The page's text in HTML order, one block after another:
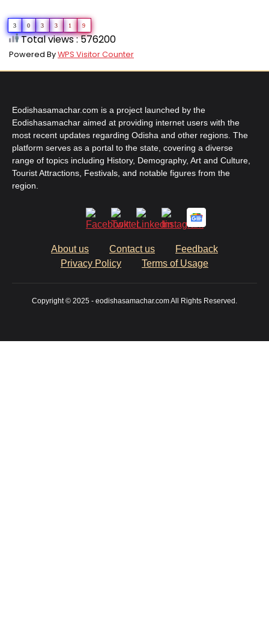
3 0 3 3 1 9
Total views : 576200
Powered ByWPS Visitor Counter
Eodishasamachar.com is a project launched by the
Eodishasamachar aimed at providing internet users with the
most recent updates regarding Odisha and other regions. The
platform serves as a portal to the state, covering a diverse
range of topics including History, Demography, Art and Culture,
Tourist Attractions, Festivals, and notable figures from the
region.
About us Contact us
Feedback
Privacy Policy
Terms of Usage
Copyright © 2025 - eodishasamachar.com All Rights Reserved.